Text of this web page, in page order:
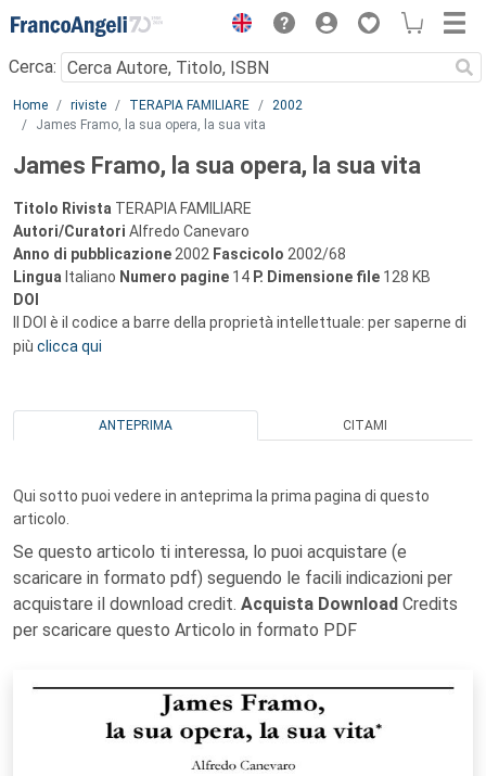
Menu
Cerca:
Main content
Home riviste TERAPIA FAMILIARE
2002
James Framo, la sua opera, la sua vita
James Framo, la sua opera, la sua vita
Titolo Rivista TERAPIA FAMILIARE
Autori/Curatori Alfredo Canevaro
Anno di pubblicazione 2002 Fascicolo 2002/68
Lingua Italiano Numero pagine 14 P. Dimensione file 128 KB
DOI
Il DOI è il codice a barre della proprietà intellettuale: per saperne di
più clicca qui
ANTEPRIMA CITAMI
Qui sotto puoi vedere in anteprima la prima pagina di questo
articolo.
Se questo articolo ti interessa, lo puoi acquistare (e
scaricare in formato pdf) seguendo le facili indicazioni per
acquistare il download credit. Acquista Download Credits
per scaricare questo Articolo in formato PDF